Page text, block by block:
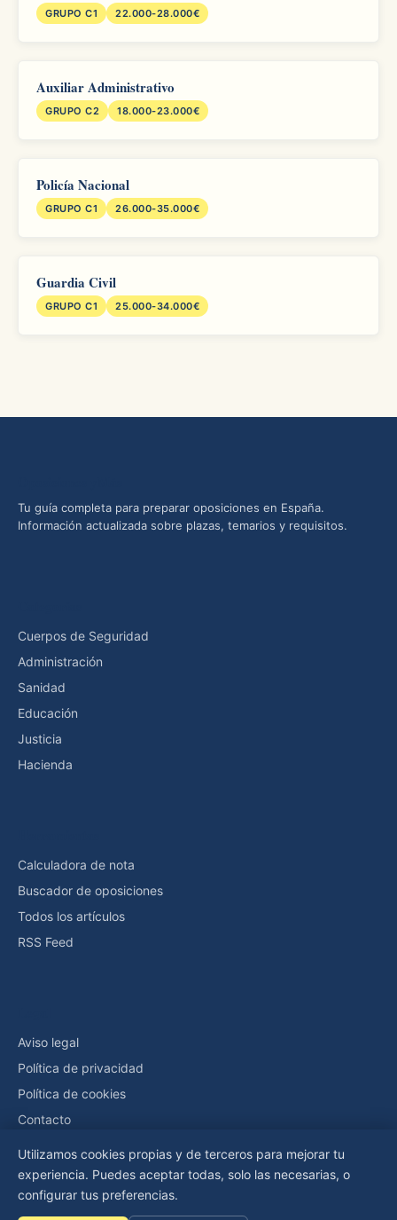
GRUPO C1 22.000-28.000€
Auxiliar Administrativo
GRUPO C2 18.000-23.000€
Policía Nacional
GRUPO C1 26.000-35.000€
Guardia Civil
GRUPO C1 25.000-34.000€
Tu guía completa para preparar oposiciones en España.
Información actualizada sobre plazas, temarios y requisitos.
Cuerpos de Seguridad
Administración
Sanidad
Educación
Justicia
Hacienda
Calculadora de nota
Buscador de oposiciones
Todos los artículos
RSS Feed
Aviso legal
Política de privacidad
Política de cookies
Contacto
© 2026 Oposiciones y Más — Editado por PIQTURE NEW MEDIA,
Utilizamos cookies propias y de terceros para mejorar tu
experiencia. Puedes aceptar todas, solo las necesarias, o
configurar tus preferencias.